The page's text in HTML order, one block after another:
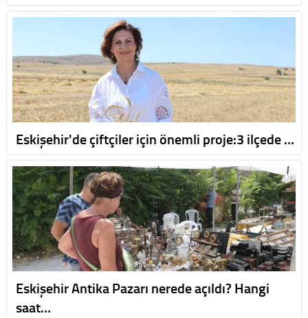
Eskişehir'de çiftçiler için önemli proje:3 ilçede …
Eskişehir Antika Pazarı nerede açıldı? Hangi
saat…